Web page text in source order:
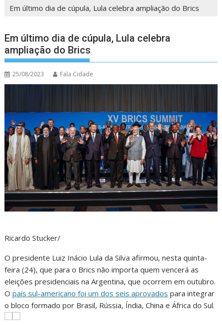
Em último dia de cúpula, Lula celebra ampliação do Brics
Em último dia de cúpula, Lula celebra
ampliação do Brics
25/08/2023 Fala Cidade
Ricardo Stucker/
O presidente Luiz Inácio Lula da Silva afirmou, nesta quinta-
feira (24), que para o Brics não importa quem vencerá as
eleições presidenciais na Argentina, que ocorrem em outubro.
Opaís sul-americano foi um dos seis aprovados para integrar
o bloco formado por Brasil, Rússia, Índia, China e África do Sul.